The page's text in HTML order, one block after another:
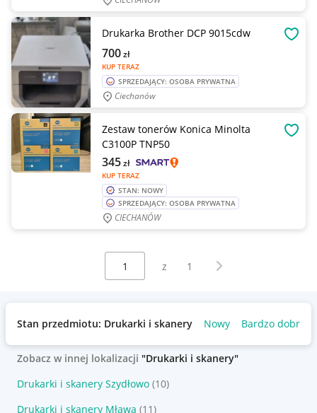
Drukarka Brother DCP 9015cdw
KUP TERAZ
700zł
SPRZEDAJĄCY: OSOBA PRYWATNA
Ciechanów
Zestaw tonerów Konica Minolta
C3100P TNP50
KUP TERAZ
345zł
STAN: NOWY
SPRZEDAJĄCY: OSOBA PRYWATNA
CIECHANÓW
Wybierz stronę:
z 1 Następna strona
Stan przedmiotu: Drukarki i skanery Nowy Bardzo dobry
Zobacz w innej lokalizacji "Drukarki i skanery"
Drukarki i skanery Szydłowo (10)
Drukarki i skanery Mława (11)